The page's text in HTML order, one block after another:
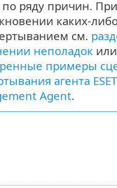
ряду причин. При
каких-
см.
неполадок или
примеры
агента ESET
Agent.